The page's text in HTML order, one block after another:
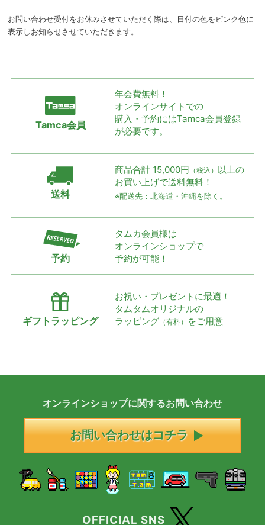
お問い合わせ受付をお休みさせていただく際は、日付の色をピンク色に
表示しお知らせさせていただきます。
Tamca会員
年会費無料！
オンラインサイトでの
購入・予約にはTamca会員登録
が必要です。
送料
商品合計 15,000円 （税込） 以上の
お買い上げで送料無料！
※配送先：北海道・沖縄を除く。
予約
タムカ会員様は
オンラインショップで
予約が可能！
ギフトラッピング
お祝い・プレゼントに最適！
タムタムオリジナルの
ラッピング （有料） をご用意
オンラインショップに関するお問い合わせ
お問い合わせはコチラ
OFFICIAL SNS